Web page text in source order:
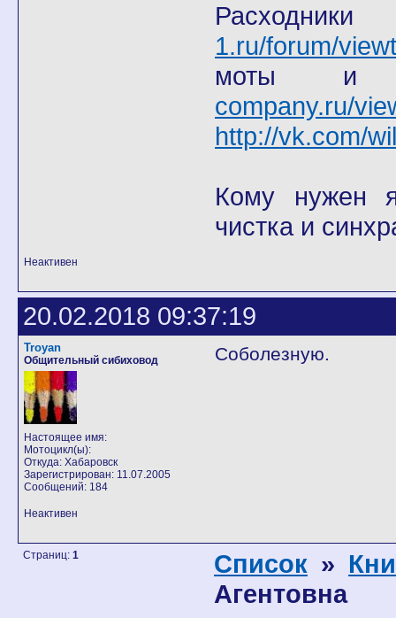
1.ru/forum/
company.ru/
http://vk.com/
Кому нужен
чистка и
Неактивен
20.02.2018 09:37:19
Troyan
Общительный сибиховод
Настоящее имя:
Мотоцикл(ы):
Откуда: Хабаровск
Зарегистрирован: 11.07.2005
Сообщений: 184
Соболезную.
Неактивен
Страниц: 1 Список »
Агентовна